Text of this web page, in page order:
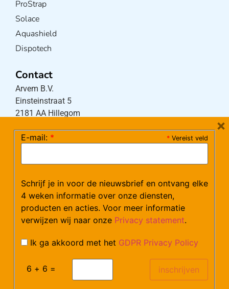
ProStrap
Solace
Aquashield
Dispotech
Contact
Arvem B.V.
Einsteinstraat 5
2181 AA Hillegom
(maandag – donderdag 08:30-17:15 uur / vrijdag
Mail:klantenservice@arvem.nl
Werken bij Arvem?
* Vereist veld
E-mail: *
Schrijf je in voor de nieuwsbrief en ontvang elke
4 weken informatie over onze diensten,
producten en acties. Voor meer informatie
verwijzen wij naar onze Privacy statement.
Ik ga akkoord met het GDPR Privacy Policy
6 + 6 =
×